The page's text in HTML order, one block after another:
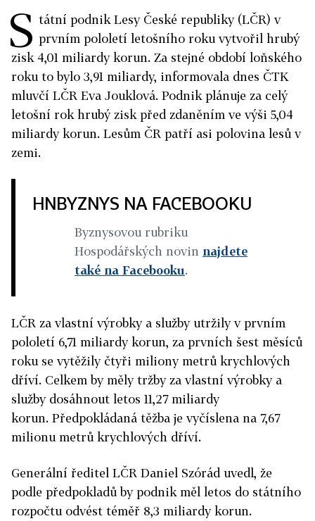
S tátní podnik Lesy České republiky (LČR) v
prvním pololetí letošního roku vytvořil hrubý
zisk 4,01 miliardy korun. Za stejné období loňského
roku to bylo 3,91 miliardy, informovala dnes ČTK
mluvčí LČR Eva Jouklová. Podnik plánuje za celý
letošní rok hrubý zisk před zdaněním ve výši 5,04
miliardy korun. Lesům ČR patří asi polovina lesů v
zemi.
HNBYZNYS NA FACEBOOKU
Byznysovou rubriku
Hospodářských novin najdete
také na Facebooku.
LČR za vlastní výrobky a služby utržily v prvním
pololetí 6,71 miliardy korun, za prvních šest měsíců
roku se vytěžily čtyři miliony metrů krychlových
dříví. Celkem by měly tržby za vlastní výrobky a
služby dosáhnout letos 11,27 miliardy
korun. Předpokládaná těžba je vyčíslena na 7,67
milionu metrů krychlových dříví.
Generální ředitel LČR Daniel Szórád uvedl, že
podle předpokladů by podnik měl letos do státního
rozpočtu odvést téměř 8,3 miliardy korun.